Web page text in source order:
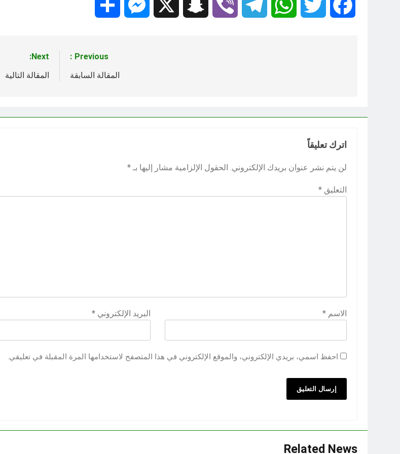
Facebook
Twitter
WhatsApp
Telegram
Viber
Snapchat
Messenger
Previous:
المقالة السابقة
Next:
المقالة التالية
اترك تعليقاً
لن يتم نشر عنوان بريدك الإلكتروني. الحقول الإلزامية مشار إليها بـ *
التعليق *
الاسم * البريد الإلكتروني*
احفظ اسمي، بريدي الإلكتروني، والموقع الإلكتروني في هذا المتصفح لاستخدامها المرة المقبلة في تعليقي.
Related News